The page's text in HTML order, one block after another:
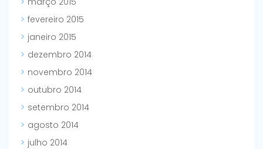
fevereiro 2015
janeiro 2015
dezembro 2014
novembro 2014
outubro 2014
setembro 2014
agosto 2014
julho 2014